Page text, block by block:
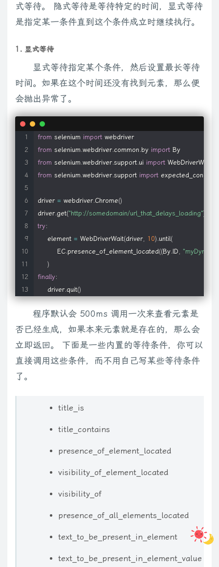
式等待。 隐式等待是等待特定的时间，显式等待
是指定某一条件直到这个条件成立时继续执行。
1. 显式等待
显式等待指定某个条件，然后设置最长等待
时间。如果在这个时间还没有找到元素，那么便
会抛出异常了。
from selenium import
webdriver
from selenium .webdriver.common .by import
By
from selenium .webdriver.support.ui import
from selenium .webdriver.support import
driver = webdriver.Chrome()
driver.get("http://somedomain/url_that_delays_loading")
try:
    element
= WebDriverWait(driver, 10) .until(
        EC
.presence_of_element_located((By. ID
)
finally:
    driver
.quit()
程序默认会 500ms 调用一次来查看元素是
否已经生成，如果本来元素就是存在的，那么会
立即返回。 下面是一些内置的等待条件，你可以
直接调用这些条件，而不用自己写某些等待条件
了。
title_is
title_contains
presence_of_element_located
visibility_of_element_located
visibility_of
presence_of_all_elements_located
text_to_be_present_in_element
text_to_be_present_in_element_value